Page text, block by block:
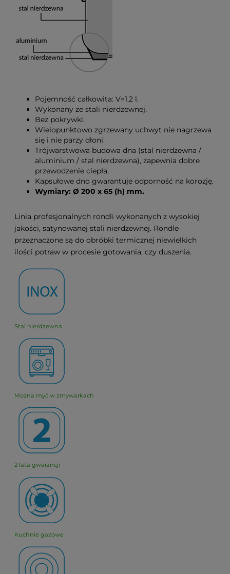
Pojemność całkowita: V=1,2 l.
Wykonany ze stali nierdzewnej.
Bez pokrywki.
Wielopunktowo zgrzewany uchwyt nie nagrzewa
się i nie parzy dłoni.
Trójwarstwowa budowa dna (stal nierdzewna /
aluminium / stal nierdzewna), zapewnia dobre
przewodzenie ciepła.
Kapsułowe dno gwarantuje odporność na korozję.
Wymiary: Ø 200 x 65 (h) mm.
Linia profesjonalnych rondli wykonanych z wysokiej
jakości, satynowanej stali nierdzewnej. Rondle
przeznaczone są do obróbki termicznej niewielkich
ilości potraw w procesie gotowania, czy duszenia.
Stal nierdzewna
Można myć w zmywarkach
2 lata gwarancji
Kuchnie gazowe